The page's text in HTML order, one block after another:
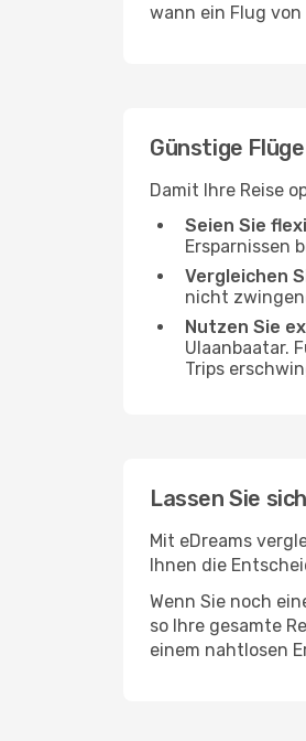
wann ein Flug
Günstige
Damit Ihre Reise
Seien Sie
Ersparnissen
Vergleichen
nicht
Nutzen Sie
Ulaanbaatar.
Trips
Lassen Sie
Mit eDreams
Ihnen die
Wenn Sie noch
so Ihre gesamte
einem nahtlosen